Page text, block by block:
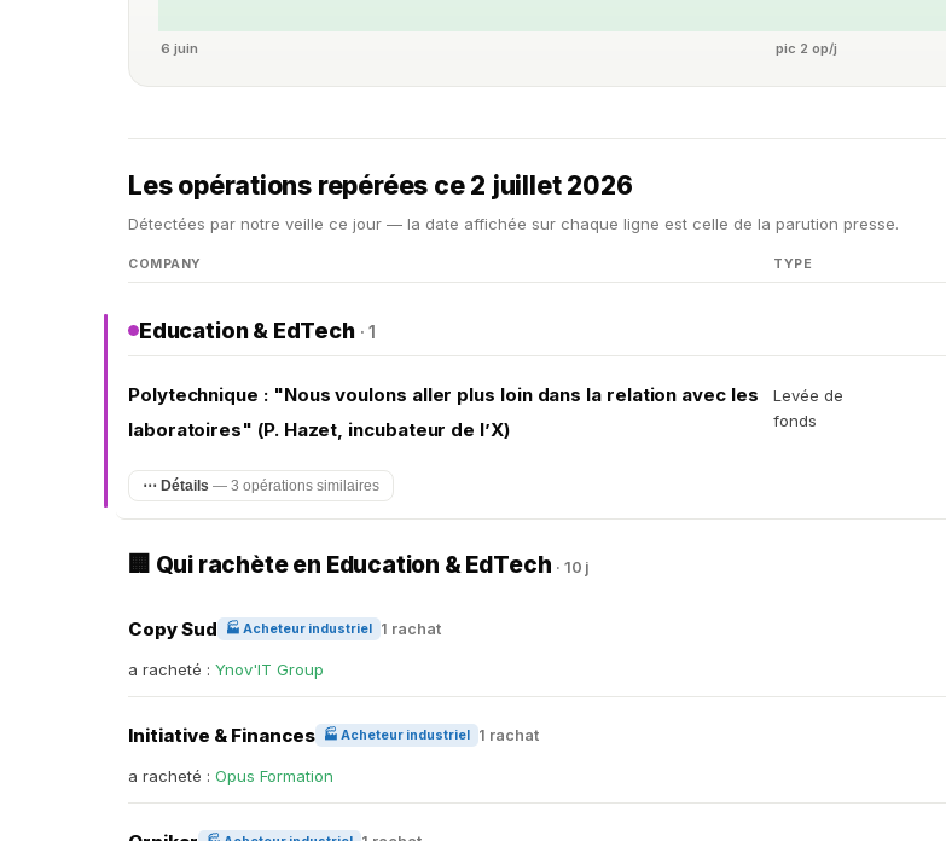
6 juin pic 2 op/j
Les opérations repérées ce 2 juillet 2026
Détectées par notre veille ce jour — la date affichée sur chaque ligne est celle de la parution presse.
COMPANY TYPE
Education & EdTech · 1
Polytechnique : "Nous voulons aller plus loin dans la relation avec les
laboratoires" (P. Hazet, incubateur de l’X)
Levée de
fonds
⋯ Détails — 3 opérations similaires
🏢 Qui rachète en Education & EdTech · 10 j
Copy Sud 🏭 Acheteur industriel 1 rachat
a racheté : Ynov'IT Group
Initiative & Finances 🏭 Acheteur industriel 1 rachat
a racheté : Opus Formation